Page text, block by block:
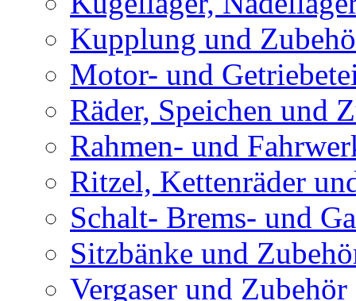
Kupplung und
Motor- und
Räder, Speichen und
Rahmen- und
Ritzel, Kettenräder
Schalt- Brems- und
Sitzbänke und
Vergaser und Zubehör